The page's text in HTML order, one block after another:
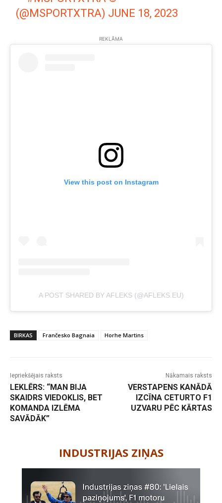
(@MSPORTXTRA) JUNE 18, 2023
REKLĀMA
View this post on Instagram
A POST SHARED BY AFLEKS (@AFLEKS.EU)
BIRKAS Frančesko Bagnaia Horhe Martins
Iepriekšējais raksts
LEKLĒRS: “MAN BIJA
SKAIDRS VIEDOKLIS, BET
KOMANDA IZLĒMA
SAVĀDĀK”
Nākamais raksts
VERSTAPENS KANĀDĀ
IZCĪNA CETURTO F1
UZVARU PĒC KĀRTAS
INDUSTRIJAS ZIŅAS